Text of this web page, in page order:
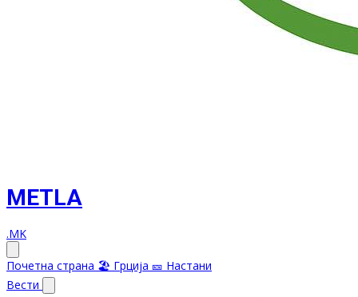
METLA
.MK
Почетна страна 🏖️ Грција 🎫 Настани
Вести